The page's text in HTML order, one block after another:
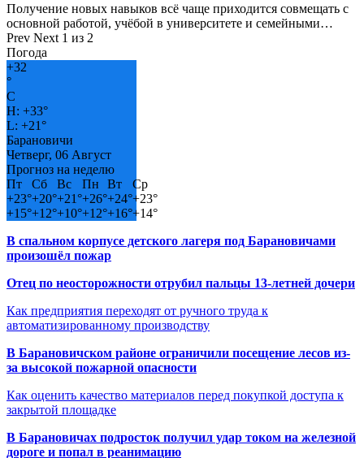
Получение новых навыков всё чаще приходится совмещать с
основной работой, учёбой в университете и семейными…
Prev Next 1 из 2
Погода
+32
°
C
H: +33°
L: +21°
Барановичи
Четверг, 06 Август
Прогноз на неделю
Пт
Сб Вс Пн Вт
Ср
+23°+20°+21°+26°+24°+23°
+15°+12°+10°+12°+16°+14°
В спальном корпусе детского лагеря под Барановичами
произошёл пожар
Отец по неосторожности отрубил пальцы 13-летней дочери
Как предприятия переходят от ручного труда к
автоматизированному производству
В Барановичском районе ограничили посещение лесов из-
за высокой пожарной опасности
Как оценить качество материалов перед покупкой доступа к
закрытой площадке
В Барановичах подросток получил удар током на железной
дороге и попал в реанимацию